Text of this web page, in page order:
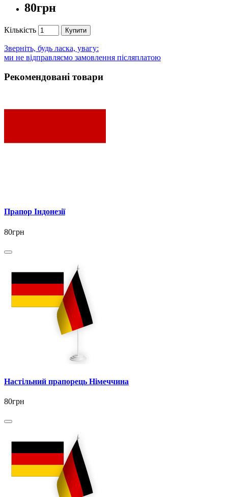
80грн
Кількість Купити
Зверніть, будь ласка, увагу:
ми не відправляємо замовлення післяплатою
Рекомендовані товари
Прапор Індонезії
80грн
Настільний прапорець Німеччина
80грн